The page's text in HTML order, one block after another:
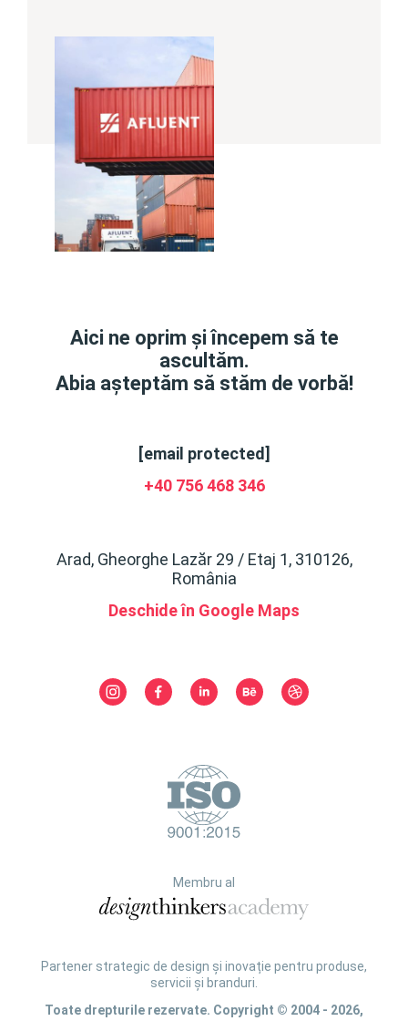
Aici ne oprim și începem să te
ascultăm.
Abia așteptăm să stăm de vorbă!
[email protected]
+40 756 468 346
Arad, Gheorghe Lazăr 29 / Etaj 1, 310126,
România
Deschide în Google Maps
Partener strategic de design și inovație pentru produse,
servicii și branduri.
Toate drepturile rezervate. Copyright © 2004 - 2026,
Membru al